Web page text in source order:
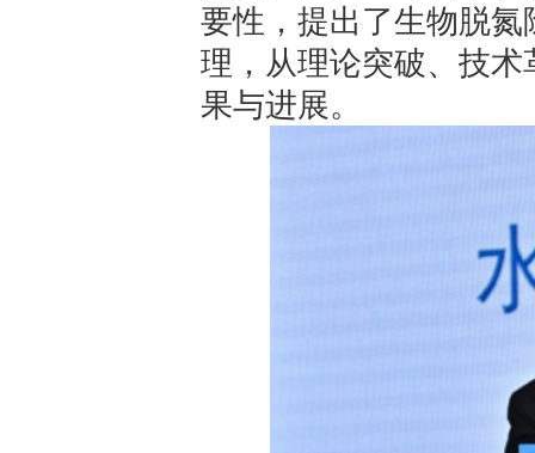
要性，提出了生物脱
理，从理论突破、技
果与进展。